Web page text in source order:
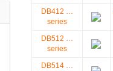
DB412 …
series
DB512 …
series
DB514 …